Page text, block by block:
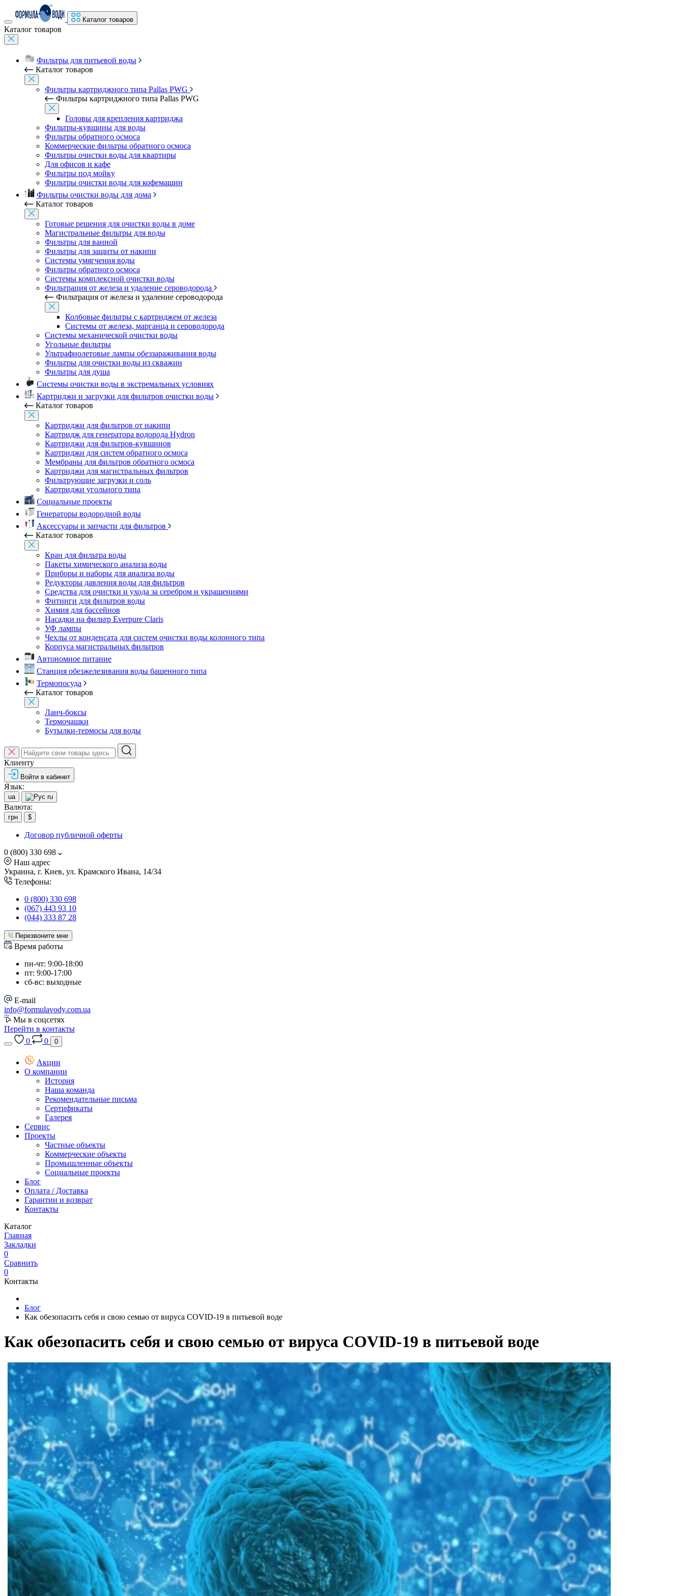
Каталог товаров
Каталог товаров
Фильтры для питьевой воды
Каталог товаров
Фильтры картриджного типа Pallas PWG
Фильтры картриджного типа Pallas PWG
Головы для крепления картриджа
Фильтры-кувшины для воды
Фильтры обратного осмоса
Коммерческие фильтры обратного осмоса
Фильтры очистки воды для квартиры
Для офисов и кафе
Фильтры под мойку
Фильтры очистки воды для кофемашин
Фильтры очистки воды для дома
Каталог товаров
Готовые решения для очистки воды в доме
Магистральные фильтры для воды
Фильтры для ванной
Фильтры для защиты от накипи
Системы умягчения воды
Фильтры обратного осмоса
Системы комплексной очистки воды
Фильтрация от железа и удаление сероводорода
Фильтрация от железа и удаление сероводорода
Колбовые фильтры с картриджем от железа
Системы от железа, марганца и сероводорода
Системы механической очистки воды
Угольные фильтры
Ультрафиолетовые лампы обеззараживания воды
Фильтры для очистки воды из скважин
Фильтры для душа
Системы очистки воды в экстремальных условиях
Картриджи и загрузки для фильтров очистки воды
Каталог товаров
Картриджи для фильтров от накипи
Картридж для генератора водорода Hydron
Картриджи для фильтров-кувшинов
Картриджи для систем обратного осмоса
Мембраны для фильтров обратного осмоса
Картриджи для магистральных фильтров
Фильтрующие загрузки и соль
Картриджи угольного типа
Социальные проекты
Генераторы водородной воды
Аксессуары и запчасти для фильтров
Каталог товаров
Кран для фильтра воды
Пакеты химического анализа воды
Приборы и наборы для анализа воды
Редукторы давления воды для фильтров
Средства для очистки и ухода за серебром и украшениями
Фитинги для фильтров воды
Химия для бассейнов
Насадки на фильтр Everpure Claris
УФ лампы
Чехлы от конденсата для систем очистки воды колонного типа
Корпуса магистральных фильтров
Автономное питание
Станция обезжелезивания воды башенного типа
Термопосуда
Каталог товаров
Ланч-боксы
Термочашки
Бутылки-термосы для воды
Клиенту
Войти в кабинет
Язык:
ua ru
Валюта:
грн $
Договор публичной оферты
0 (800) 330 698
Наш адрес
Украина, г. Киев, ул. Крамского Ивана, 14/34
Телефоны:
0 (800) 330 698
(067) 443 93 10
(044) 333 87 28
Перезвоните мне
Время работы
пн-чт: 9:00-18:00
пт: 9:00-17:00
сб-вс: выходные
E-mail
info@formulavody.com.ua
Мы в соцсетях
Перейти в контакты
0
0 0
Акции
О компании
История
Наша команда
Рекомендательные письма
Сертификаты
Галерея
Сервис
Проекты
Частные объекты
Коммерческие объекты
Промышленные объекты
Социальные проекты
Блог
Оплата / Доставка
Гарантии и возврат
Контакты
Каталог
Главная
Закладки
0
Сравнить
0
Контакты
Блог
Как обезопасить себя и свою семью от вируса COVID-19 в питьевой воде
Как обезопасить себя и свою семью от вируса COVID-19 в питьевой воде